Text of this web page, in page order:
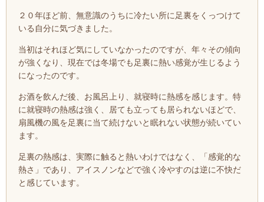
２０年ほど前、無意識のうちに冷たい所に足裏をくっつけて
いる自分に気づきました。
当初はそれほど気にしていなかったのですが、年々その傾向
が強くなり、現在では冬場でも足裏に熱い感覚が生じるよう
になったのです。
お酒を飲んだ後、お風呂上り、就寝時に熱感を感じます。特
に就寝時の熱感は強く、居ても立っても居られないほどで、
扇風機の風を足裏に当て続けないと眠れない状態が続いてい
ます。
足裏の熱感は、実際に触ると熱いわけではなく、「感覚的な
熱さ」であり、アイスノンなどで強く冷やすのは逆に不快だ
と感じています。